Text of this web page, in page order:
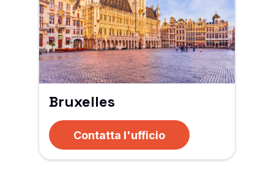
Bruxelles
Contatta l'ufficio